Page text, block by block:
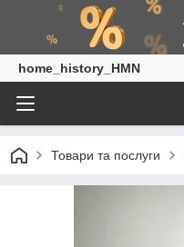
home_history_HMN
Товари та послуги